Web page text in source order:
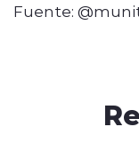
Fuente: